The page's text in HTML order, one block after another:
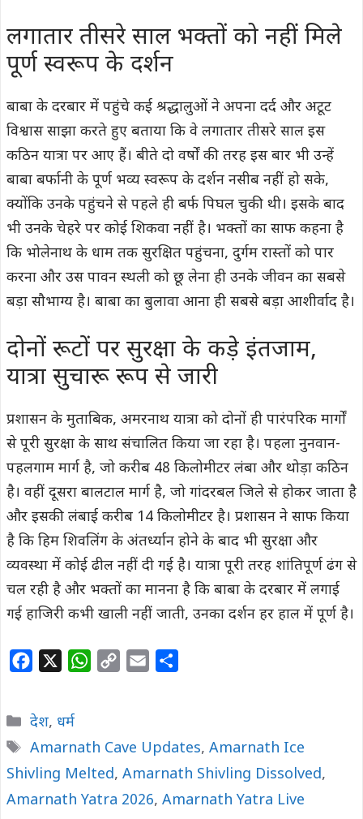
लगातार तीसरे साल भक्तों को नहीं मिले
पूर्ण स्वरूप के दर्शन
बाबा के दरबार में पहुंचे कई श्रद्धालुओं ने अपना दर्द और अटूट
विश्वास साझा करते हुए बताया कि वे लगातार तीसरे साल इस
कठिन यात्रा पर आए हैं। बीते दो वर्षों की तरह इस बार भी उन्हें
बाबा बर्फानी के पूर्ण भव्य स्वरूप के दर्शन नसीब नहीं हो सके,
क्योंकि उनके पहुंचने से पहले ही बर्फ पिघल चुकी थी। इसके बाद
भी उनके चेहरे पर कोई शिकवा नहीं है। भक्तों का साफ कहना है
कि भोलेनाथ के धाम तक सुरक्षित पहुंचना, दुर्गम रास्तों को पार
करना और उस पावन स्थली को छू लेना ही उनके जीवन का सबसे
बड़ा सौभाग्य है। बाबा का बुलावा आना ही सबसे बड़ा आशीर्वाद है।
दोनों रूटों पर सुरक्षा के कड़े इंतजाम,
यात्रा सुचारू रूप से जारी
प्रशासन के मुताबिक, अमरनाथ यात्रा को दोनों ही पारंपरिक मार्गों
से पूरी सुरक्षा के साथ संचालित किया जा रहा है। पहला नुनवान-
पहलगाम मार्ग है, जो करीब 48 किलोमीटर लंबा और थोड़ा कठिन
है। वहीं दूसरा बालटाल मार्ग है, जो गांदरबल जिले से होकर जाता है
और इसकी लंबाई करीब 14 किलोमीटर है। प्रशासन ने साफ किया
है कि हिम शिवलिंग के अंतर्ध्यान होने के बाद भी सुरक्षा और
व्यवस्था में कोई ढील नहीं दी गई है। यात्रा पूरी तरह शांतिपूर्ण ढंग से
चल रही है और भक्तों का मानना है कि बाबा के दरबार में लगाई
गई हाजिरी कभी खाली नहीं जाती, उनका दर्शन हर हाल में पूर्ण है।
e
b
o
o
W
s
A
p
L
i
n
l
e
Categories
देश, धर्म
Tags
Amarnath Cave Updates, Amarnath Ice
Shivling Melted, Amarnath Shivling Dissolved,
Amarnath Yatra 2026, Amarnath Yatra Live